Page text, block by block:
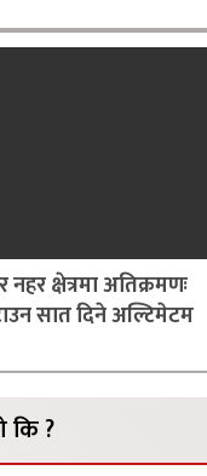
क्षेत्रमा अतिक्रमणः
सात दिने अल्टिमेटम
कि ?